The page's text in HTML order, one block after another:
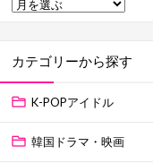
カテゴリーから探す
K-POPアイドル
韓国ドラマ・映画